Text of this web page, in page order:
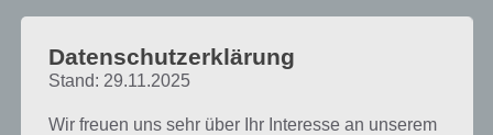
Da die Reihenfolge der Level in 94% bei jedem Spieler anders sind,
findest du nachfolgend die 94% Lösung zum Sachverhalt “Ein Ort, an
dem man normalerweise keine Schuhe trägt”.
Datenschutzerklärung
Stand: 29.11.2025
Wir freuen uns sehr über Ihr Interesse an unserem